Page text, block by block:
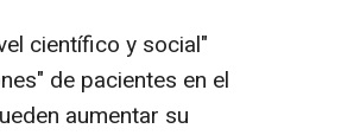
científico y social"
de pacientes en el
aumentar su